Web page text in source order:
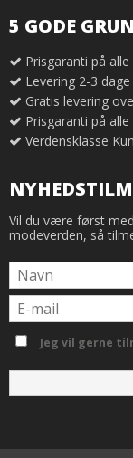
5 GODE
Prisgaranti på
Levering 2-3 dage
Gratis levering
Prisgaranti på
Verdensklasse
Vil du være først
modeverden, så
Jeg vil gerne